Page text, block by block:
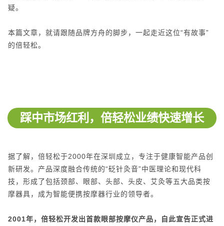
疑。
本篇文章，就请跟随品牌方舟的脚步，一起走近这位“有故事”
的倍轻松。
踩中市场红利，倍轻松业绩快速增长
据了解，倍轻松于2000年在深圳成立，专注于健康智能产品创
新研发。产品深度融合传统的“砭针灸音”中医理论和现代科
技，形成了包括颈部、眼部、头部、头皮、艾灸等五大品类按
摩器具，成为智能便携按摩器行业的领导者。
2001年，倍轻松开发出首款眼部按摩仪产品，自此宣告正式进